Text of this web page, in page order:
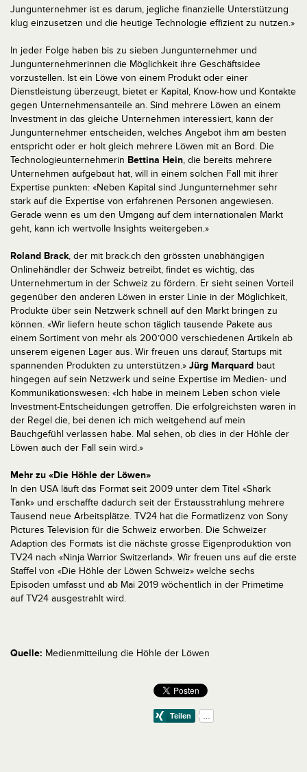
Jungunternehmer ist es darum, jegliche finanzielle Unterstützung
klug einzusetzen und die heutige Technologie effizient zu nutzen.»
In jeder Folge haben bis zu sieben Jungunternehmer und
Jungunternehmerinnen die Möglichkeit ihre Geschäftsidee
vorzustellen. Ist ein Löwe von einem Produkt oder einer
Dienstleistung überzeugt, bietet er Kapital, Know-how und Kontakte
gegen Unternehmensanteile an. Sind mehrere Löwen an einem
Investment in das gleiche Unternehmen interessiert, kann der
Jungunternehmer entscheiden, welches Angebot ihm am besten
entspricht oder er holt gleich mehrere Löwen mit an Bord. Die
Technologieunternehmerin Bettina Hein, die bereits mehrere
Unternehmen aufgebaut hat, will in einem solchen Fall mit ihrer
Expertise punkten: «Neben Kapital sind Jungunternehmer sehr
stark auf die Expertise von erfahrenen Personen angewiesen.
Gerade wenn es um den Umgang auf dem internationalen Markt
geht, kann ich wertvolle Insights weitergeben.»
Roland Brack, der mit brack.ch den grössten unabhängigen
Onlinehändler der Schweiz betreibt, findet es wichtig, das
Unternehmertum in der Schweiz zu fördern. Er sieht seinen Vorteil
gegenüber den anderen Löwen in erster Linie in der Möglichkeit,
Produkte über sein Netzwerk schnell auf den Markt bringen zu
können. «Wir liefern heute schon täglich tausende Pakete aus
einem Sortiment von mehr als 200’000 verschiedenen Artikeln ab
unserem eigenen Lager aus. Wir freuen uns darauf, Startups mit
spannenden Produkten zu unterstützen.» Jürg Marquard baut
hingegen auf sein Netzwerk und seine Expertise im Medien- und
Kommunikationswesen: «Ich habe in meinem Leben schon viele
Investment-Entscheidungen getroffen. Die erfolgreichsten waren in
der Regel die, bei denen ich mich weitgehend auf mein
Bauchgefühl verlassen habe. Mal sehen, ob dies in der Höhle der
Löwen auch der Fall sein wird.»
Mehr zu «Die Höhle der Löwen»
In den USA läuft das Format seit 2009 unter dem Titel «Shark
Tank» und erschaffte dadurch seit der Erstausstrahlung mehrere
Tausend neue Arbeitsplätze. TV24 hat die Formatlizenz von Sony
Pictures Television für die Schweiz erworben. Die Schweizer
Adaption des Formats ist die nächste grosse Eigenproduktion von
TV24 nach «Ninja Warrior Switzerland». Wir freuen uns auf die erste
Staffel von «Die Höhle der Löwen Schweiz» welche sechs
Episoden umfasst und ab Mai 2019 wöchentlich in der Primetime
auf TV24 ausgestrahlt wird.
Quelle: Medienmitteilung die Höhle der Löwen